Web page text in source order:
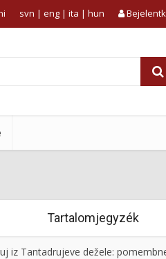
svn | eng | ita | hun
Tartalomjegyzék
iz Tantadrujeve dežele: